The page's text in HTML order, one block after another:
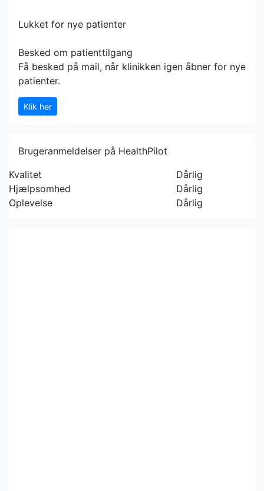
Lukket for nye patienter
Besked om patienttilgang
Få besked på mail, når klinikken igen åbner for nye
patienter.
Klik her
Brugeranmeldelser på HealthPilot
Kvalitet
Dårlig
Hjælpsomhed
Dårlig
Oplevelse
Dårlig